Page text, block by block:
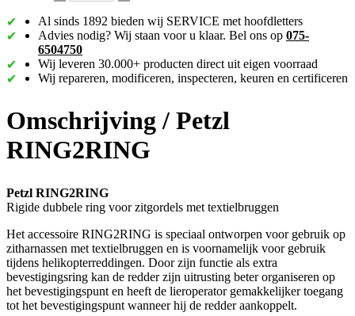
Al sinds 1892 bieden wij SERVICE met hoofdletters
Advies nodig? Wij staan voor u klaar. Bel ons op 075-
6504750
Wij leveren 30.000+ producten direct uit eigen voorraad
Wij repareren, modificeren, inspecteren, keuren en certificeren
Omschrijving / Petzl
RING2RING
Petzl RING2RING
Rigide dubbele ring voor zitgordels met textielbruggen
Het accessoire RING2RING is speciaal ontworpen voor gebruik op
zitharnassen met textielbruggen en is voornamelijk voor gebruik
tijdens helikopterreddingen. Door zijn functie als extra
bevestigingsring kan de redder zijn uitrusting beter organiseren op
het bevestigingspunt en heeft de lieroperator gemakkelijker toegang
tot het bevestigingspunt wanneer hij de redder aankoppelt.